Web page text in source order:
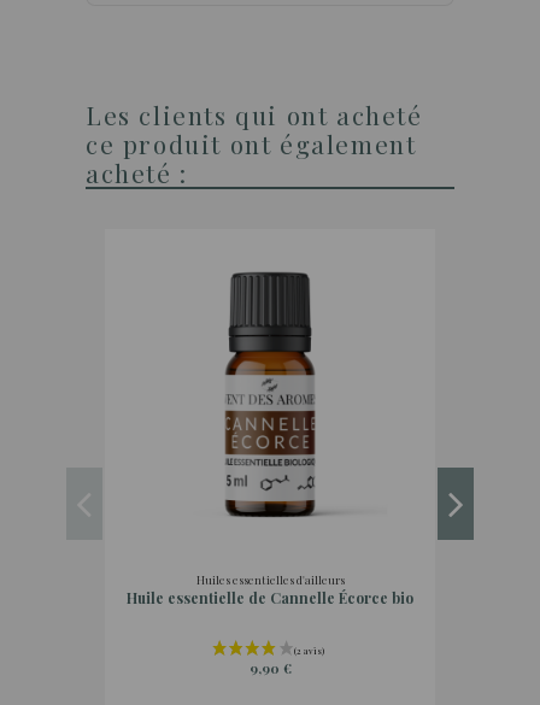
Les clients qui ont acheté
ce produit ont également
acheté :
Huiles essentielles d'ailleurs
Huile essentielle de Cannelle Écorce bio
9,90 €